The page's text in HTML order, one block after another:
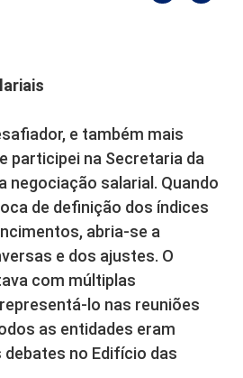
e também mais
participei na Secretaria da
negociação salarial. Quando
de definição dos índices
abria-se a
e dos ajustes. O
com múltiplas
lo nas reuniões
as entidades eram
no Edifício das